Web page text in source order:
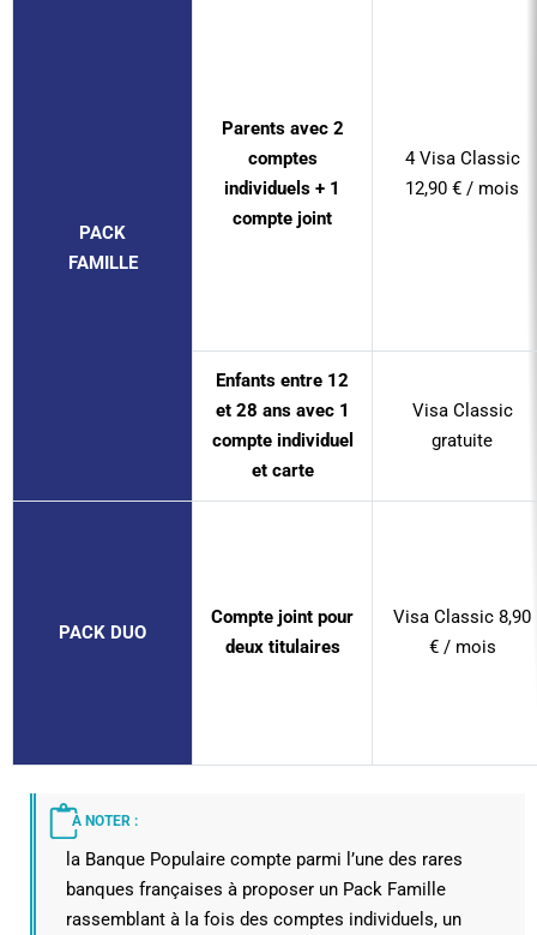
PACK
FAMILLE
Parents avec 2
comptes
individuels + 1
compte joint
4 Visa Classic
12,90 € / mois
Enfants entre 12
et 28 ans avec 1
compte individuel
et carte
Visa Classic
gratuite
PACK DUO
Compte joint pour
deux titulaires
Visa Classic 8,90
€ / mois
À NOTER :
la Banque Populaire compte parmi l’une des rares
banques françaises à proposer un Pack Famille
rassemblant à la fois des comptes individuels, un